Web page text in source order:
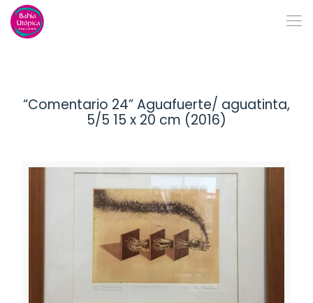
“Comentario 24” Aguafuerte/ aguatinta,
5/5 15 x 20 cm (2016)